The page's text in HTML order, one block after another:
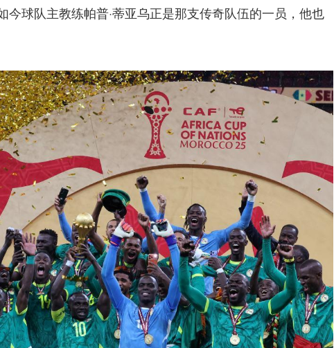
今球队主教练帕普·蒂亚乌正是那支传奇队伍的一员，他也